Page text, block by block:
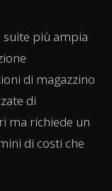
suite più ampia
di magazzino
di
ma richiede un
di costi che